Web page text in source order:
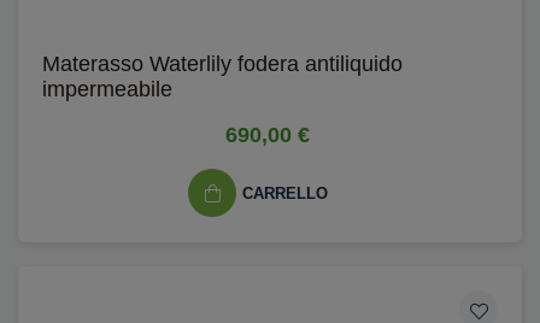
Materasso Waterlily fodera antiliquido
impermeabile
690,00 €
CARRELLO